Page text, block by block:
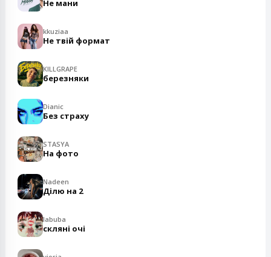
Не мани
kkuziaa
Не твій формат
KILLGRAPE
березняки
Dianic
Без страху
STASYA
На фото
Nadeen
Ділю на 2
labuba
скляні очі